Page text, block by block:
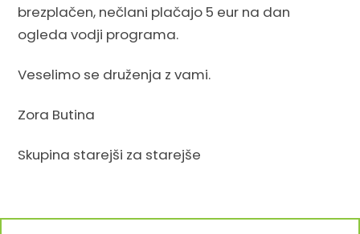
brezplačen, nečlani plačajo 5 eur na dan
ogleda vodji programa.
Veselimo se druženja z vami.
Zora Butina
Skupina starejši za starejše